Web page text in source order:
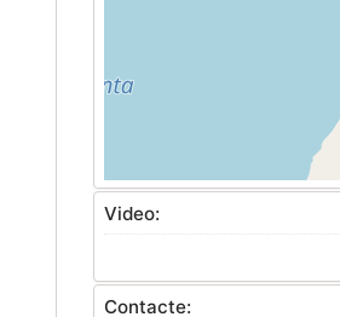
Video:
Contacte: